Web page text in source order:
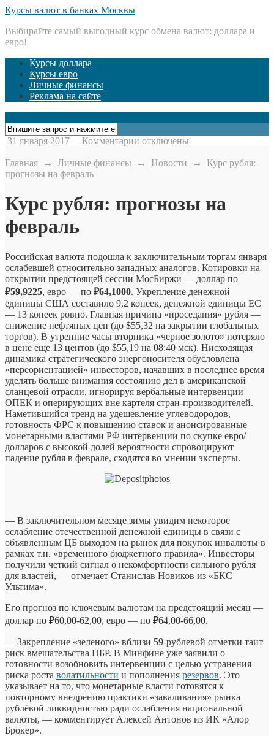
Курсы валют в банках Москвы
Выбирайте самый выгодный курс обмена валют: доллара и
евро!
Курсы доллара
Курсы евро
Личные финансы
Реклама на сайте
31 января 2017 Комментарии к
Курс
февраль
отключены
Главная → Личные финансы → Новости → Курс рубля:
прогнозы на февраль
Курс рубля: прогнозы на
февраль
Российская валюта подошла к заключительным торгам января
ослабевшей относительно западных аналогов. Котировки на
открытии предстоящей сессии МосБиржи — доллар по
₽59,9225, евро — по ₽64,1000. Укрепление денежной
единицы США составило 9,2 копеек, денежной единицы ЕС
— 13 копеек ровно. Главная причина «проседания» рубля —
снижение нефтяных цен (до $55,32 на закрытии глобальных
торгов). В утренние часы вторника «черное золото» потеряло
в цене еще 13 центов (до $55,19 на 08:40 мск). Нисходящая
динамика стратегического энергоносителя обусловлена
«переориентацией» инвесторов, начавших в последнее время
уделять больше внимания состоянию дел в американской
сланцевой отрасли, игнорируя вербальные интервенции
ОПЕК и оперирующих вне картеля стран-производителей.
Наметившийся тренд на удешевление углеводородов,
готовность ФРС к повышению ставок и анонсированные
монетарными властями РФ интервенции по скупке евро/
долларов с высокой долей вероятности спровоцируют
падение рубля в феврале, сходятся во мнении эксперты.
— В заключительном месяце зимы увидим некоторое
ослабление отечественной денежной единицы в связи с
объявленным ЦБ выходом на рынок для покупок инвалюты в
рамках т.н. «временного бюджетного правила». Инвесторы
получили четкий сигнал о некомфортности сильного рубля
для властей, — отмечает Станислав Новиков из «БКС
Ультима».
Его прогноз по ключевым валютам на предстоящий месяц —
доллар по ₽60,00-62,00, евро — по ₽64,00-66,00.
— Закрепление «зеленого» вблизи 59-рублевой отметки таит
риск вмешательства ЦБР. В Минфине уже заявили о
готовности возобновить интервенции с целью устранения
риска роста волатильности и пополнения резервов. Это
указывает на то, что монетарные власти готовятся к
повторному внедрению практики «заваливания» рынка
рублёвой ликвидностью ради ослабления национальной
валюты, — комментирует Алексей Антонов из ИК «Алор
Брокер».